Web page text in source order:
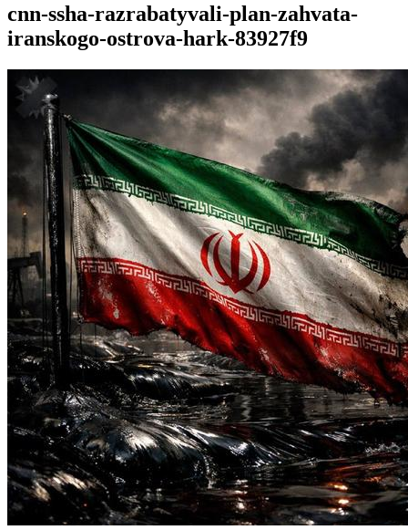
cnn-ssha-razrabatyvali-plan-zahvata-
iranskogo-ostrova-hark-83927f9